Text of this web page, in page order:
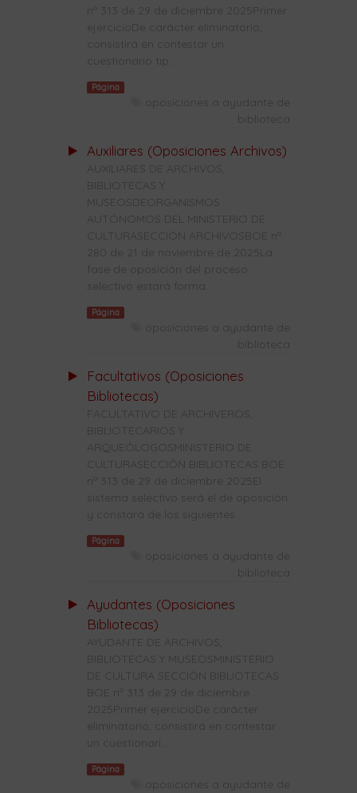
nº 313 de 29 de diciembre 2025Primer
ejercicioDe carácter eliminatorio,
consistirá en contestar un
cuestionario tip...
Página
oposiciones a ayudante de
biblioteca
Auxiliares (Oposiciones Archivos)
AUXILIARES DE ARCHIVOS,
BIBLIOTECAS Y
MUSEOSDEORGANISMOS
AUTÓNOMOS DEL MINISTERIO DE
CULTURASECCIÓN ARCHIVOSBOE nº
280 de 21 de noviembre de 2025La
fase de oposición del proceso
selectivo estará forma...
Página
oposiciones a ayudante de
biblioteca
Facultativos (Oposiciones
Bibliotecas)
FACULTATIVO DE ARCHIVEROS,
BIBLIOTECARIOS Y
ARQUEÓLOGOSMINISTERIO DE
CULTURASECCIÓN BIBLIOTECAS BOE
nº 313 de 29 de diciembre 2025El
sistema selectivo será el de oposición
y constará de los siguientes...
Página
oposiciones a ayudante de
biblioteca
Ayudantes (Oposiciones
Bibliotecas)
AYUDANTE DE ARCHIVOS,
BIBLIOTECAS Y MUSEOSMINISTERIO
DE CULTURA SECCIÓN BIBLIOTECAS
BOE nº 313 de 29 de diciembre
2025Primer ejercicioDe carácter
eliminatorio, consistirá en contestar
un cuestionari...
Página
oposiciones a ayudante de